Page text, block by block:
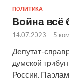
ПОЛИТИКА
Война всё
14.07.2023 - 5
Депутат-
думской
России.